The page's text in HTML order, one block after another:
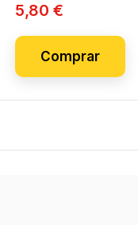
Preço
5,80 €
Comprar